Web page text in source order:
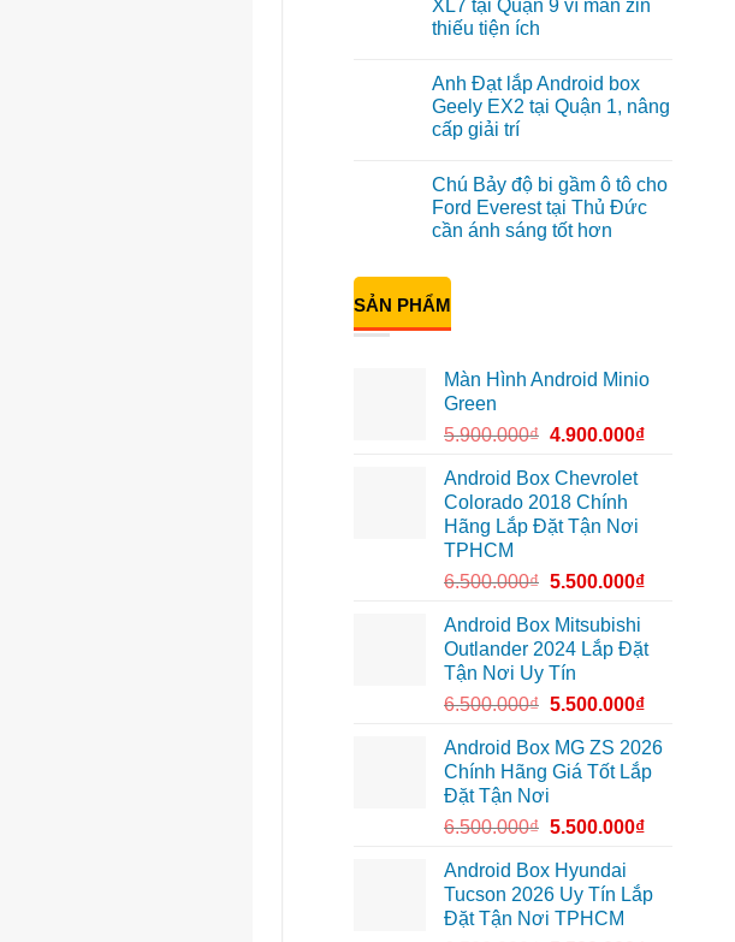
Green
cho
tại
Thủ
Đức
vì
màn
hạn
Anh
Tấn
lắp
Minio
Green
cho
Honda
ở
Quận
12
XL7 tại Quận 9 vì màn zin
thiếu tiện ích
bình
luận
ở
Anh
Màn
hình
ô
tô
Minio
Suzuki
XL7
Quận
màn
zin
thiếu
tiện
ích
Anh Đạt lắp Android box
Geely EX2 tại Quận 1, nâng
cấp giải trí
bình
luận
ở
Anh
Android
box
Geely
EX2
nâng
cấp
Chú Bảy độ bi gầm ô tô cho
Ford Everest tại Thủ Đức
cần ánh sáng tốt hơn
bình
luận
ở
Chú
gầm
cho
Everest
Thủ
Đức
cần
SẢN PHẨM
Màn Hình Android Minio
Green
5.900.000₫ 4.900.000₫
Android Box Chevrolet
Colorado 2018 Chính
Hãng Lắp Đặt Tận Nơi
TPHCM
6.500.000₫ 5.500.000₫
Android Box Mitsubishi
Outlander 2024 Lắp Đặt
Tận Nơi Uy Tín
6.500.000₫ 5.500.000₫
Android Box MG ZS 2026
Chính Hãng Giá Tốt Lắp
Đặt Tận Nơi
6.500.000₫ 5.500.000₫
Android Box Hyundai
Tucson 2026 Uy Tín Lắp
Đặt Tận Nơi TPHCM